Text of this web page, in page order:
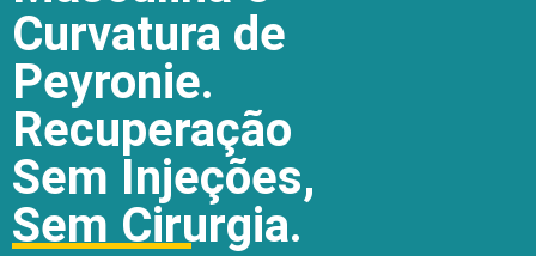
Curvatura de
Peyronie.
Recuperação
Sem Injeções,
Sem Cirurgia.